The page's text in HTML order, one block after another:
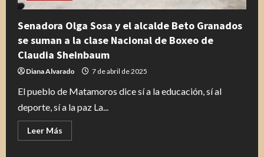
Senadora Olga Sosa y el alcalde Beto Granados
se suman a la clase Nacional de Boxeo de
Claudia Sheinbaum
Diana Alvarado 7 de abril de 2025
El pueblo de Matamoros dice sí a la educación, sí al
deporte, sí a la paz La...
Leer Más
más